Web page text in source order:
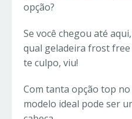
opção?
Se você chegou até
qual geladeira frost free
te culpo, viu!
Com tanta opção top
modelo ideal pode ser